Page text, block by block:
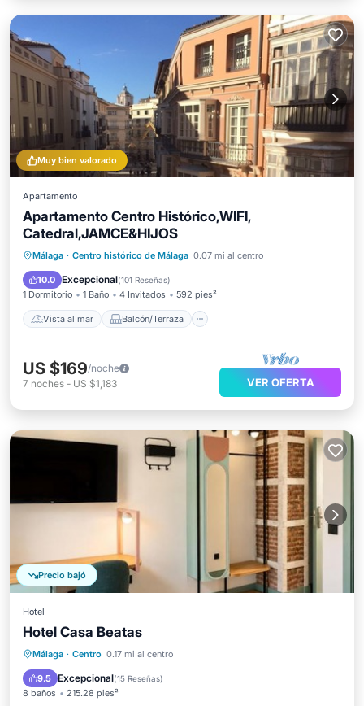
Muy bien valorado
Apartamento
Apartamento Centro Histórico,WIFI,
Catedral,JAMCE&HIJOS
Málaga · Centro histórico de Málaga 0.07 mi al centro
10.0 Excepcional(101 Reseñas)
1 Dormitorio 1 Baño 4 Invitados 592 pies²
Vista al mar Balcón/Terraza
Vista al mar
Balcón/Terraza
Vistas
Cocina
US $169/noche
7 noches - US $1,183 VER OFERTA
Precio bajó
Hotel
Hotel Casa Beatas
Málaga · Centro 0.17 mi al centro
9.5 Excepcional(15 Reseñas)
8 baños 215.28 pies²
Aire acondicionado
Se admiten mascotas